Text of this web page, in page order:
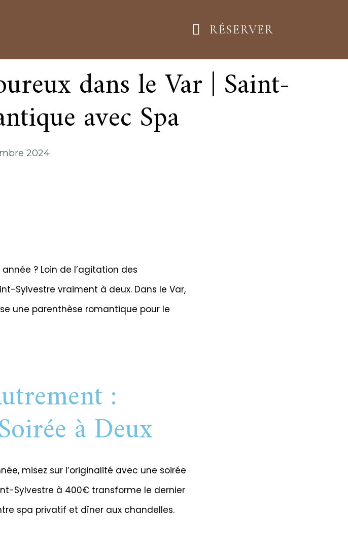
RÉSERVER
dans le Var | Saint-
avec Spa
2024
? Loin de l’agitation des
Sylvestre vraiment à deux. Dans le Var,
une parenthèse romantique pour le
:
à Deux
misez sur l’originalité avec une soirée
Sylvestre à 400€ transforme le dernier
spa privatif et dîner aux chandelles.